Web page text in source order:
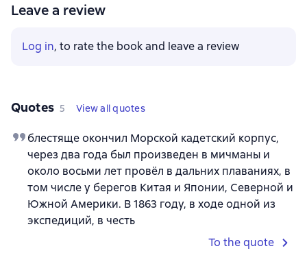
Leave a review
Log in, to rate the book and leave a review
Quotes 5 View all quotes
блестяще окончил Морской кадетский корпус,
через два года был произведен в мичманы и
около восьми лет провёл в дальних плаваниях, в
том числе у берегов Китая и Японии, Северной и
Южной Америки. В 1863 году, в ходе одной из
экспедиций, в честь
To the quote